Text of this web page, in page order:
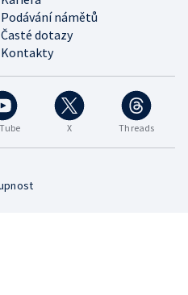
Podávání námětů
Časté dotazy
Kontakty
X Threads